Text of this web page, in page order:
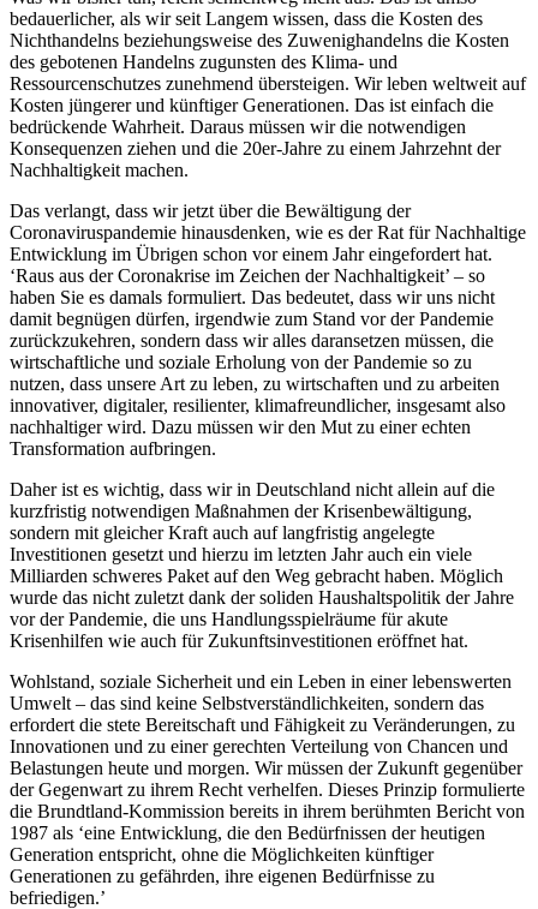
bedauerlicher, als wir seit Langem wissen, dass die Kosten des
Nichthandelns beziehungsweise des Zuwenighandelns die Kosten
des gebotenen Handelns zugunsten des Klima- und
Ressourcenschutzes zunehmend übersteigen. Wir leben weltweit auf
Kosten jüngerer und künftiger Generationen. Das ist einfach die
bedrückende Wahrheit. Daraus müssen wir die notwendigen
Konsequenzen ziehen und die 20er-Jahre zu einem Jahrzehnt der
Nachhaltigkeit machen.
Das verlangt, dass wir jetzt über die Bewältigung der
Coronaviruspandemie hinausdenken, wie es der Rat für Nachhaltige
Entwicklung im Übrigen schon vor einem Jahr eingefordert hat.
‘Raus aus der Coronakrise im Zeichen der Nachhaltigkeit’ – so
haben Sie es damals formuliert. Das bedeutet, dass wir uns nicht
damit begnügen dürfen, irgendwie zum Stand vor der Pandemie
zurückzukehren, sondern dass wir alles daransetzen müssen, die
wirtschaftliche und soziale Erholung von der Pandemie so zu
nutzen, dass unsere Art zu leben, zu wirtschaften und zu arbeiten
innovativer, digitaler, resilienter, klimafreundlicher, insgesamt also
nachhaltiger wird. Dazu müssen wir den Mut zu einer echten
Transformation aufbringen.
Daher ist es wichtig, dass wir in Deutschland nicht allein auf die
kurzfristig notwendigen Maßnahmen der Krisenbewältigung,
sondern mit gleicher Kraft auch auf langfristig angelegte
Investitionen gesetzt und hierzu im letzten Jahr auch ein viele
Milliarden schweres Paket auf den Weg gebracht haben. Möglich
wurde das nicht zuletzt dank der soliden Haushaltspolitik der Jahre
vor der Pandemie, die uns Handlungsspielräume für akute
Krisenhilfen wie auch für Zukunftsinvestitionen eröffnet hat.
Wohlstand, soziale Sicherheit und ein Leben in einer lebenswerten
Umwelt – das sind keine Selbstverständlichkeiten, sondern das
erfordert die stete Bereitschaft und Fähigkeit zu Veränderungen, zu
Innovationen und zu einer gerechten Verteilung von Chancen und
Belastungen heute und morgen. Wir müssen der Zukunft gegenüber
der Gegenwart zu ihrem Recht verhelfen. Dieses Prinzip formulierte
die Brundtland-Kommission bereits in ihrem berühmten Bericht von
1987 als ‘eine Entwicklung, die den Bedürfnissen der heutigen
Generation entspricht, ohne die Möglichkeiten künftiger
Generationen zu gefährden, ihre eigenen Bedürfnisse zu
befriedigen.’